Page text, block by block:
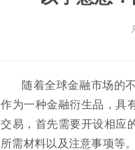
随着全球金融市场的
作为一种金融衍生品，具
交易，首先需要开设相应
所需材料以及注意事项等。